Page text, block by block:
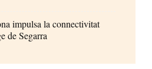
impulsa la connectivitat
de Segarra